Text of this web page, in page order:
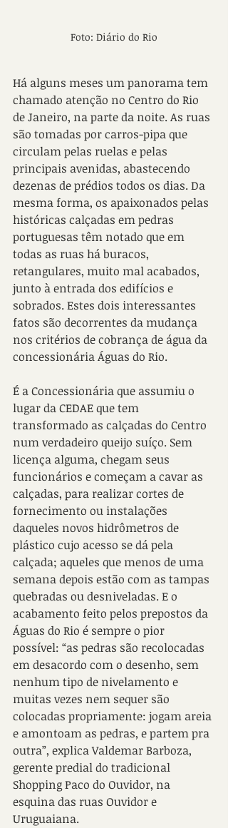
Foto: Diário do Rio
Há alguns meses um panorama tem
chamado atenção no Centro do Rio
de Janeiro, na parte da noite. As ruas
são tomadas por carros-pipa que
circulam pelas ruelas e pelas
principais avenidas, abastecendo
dezenas de prédios todos os dias. Da
mesma forma, os apaixonados pelas
históricas calçadas em pedras
portuguesas têm notado que em
todas as ruas há buracos,
retangulares, muito mal acabados,
junto à entrada dos edifícios e
sobrados. Estes dois interessantes
fatos são decorrentes da mudança
nos critérios de cobrança de água da
concessionária Águas do Rio.
É a Concessionária que assumiu o
lugar da CEDAE que tem
transformado as calçadas do Centro
num verdadeiro queijo suíço. Sem
licença alguma, chegam seus
funcionários e começam a cavar as
calçadas, para realizar cortes de
fornecimento ou instalações
daqueles novos hidrômetros de
plástico cujo acesso se dá pela
calçada; aqueles que menos de uma
semana depois estão com as tampas
quebradas ou desniveladas. E o
acabamento feito pelos prepostos da
Águas do Rio é sempre o pior
possível: “as pedras são recolocadas
em desacordo com o desenho, sem
nenhum tipo de nivelamento e
muitas vezes nem sequer são
colocadas propriamente: jogam areia
e amontoam as pedras, e partem pra
outra”, explica Valdemar Barboza,
gerente predial do tradicional
Shopping Paco do Ouvidor, na
esquina das ruas Ouvidor e
Uruguaiana.